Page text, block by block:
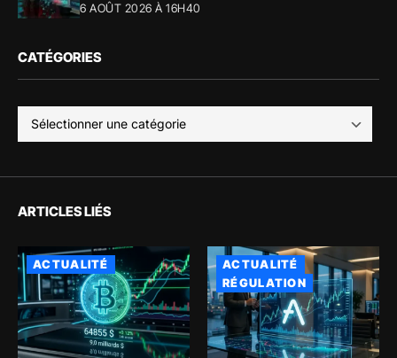
6 AOÛT 2026 À 16H40
CATÉGORIES
ARTICLES LIÉS
ACTUALITÉ
ACTUALITÉ
RÉGULATION